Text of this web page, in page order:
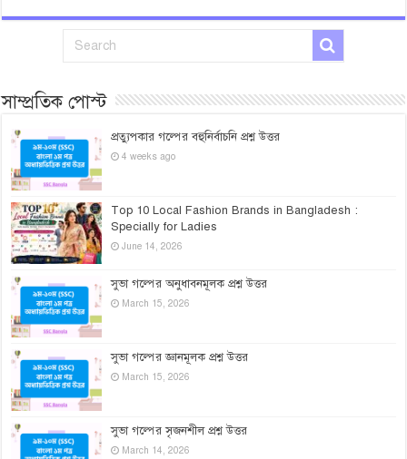
সাম্প্রতিক পোস্ট
প্রত্যুপকার গল্পের বহুনির্বাচনি প্রশ্ন উত্তর
4 weeks ago
Top 10 Local Fashion Brands in Bangladesh :
Specially for Ladies
June 14, 2026
সুভা গল্পের অনুধাবনমূলক প্রশ্ন উত্তর
March 15, 2026
সুভা গল্পের জ্ঞানমূলক প্রশ্ন উত্তর
March 15, 2026
সুভা গল্পের সৃজনশীল প্রশ্ন উত্তর
March 14, 2026